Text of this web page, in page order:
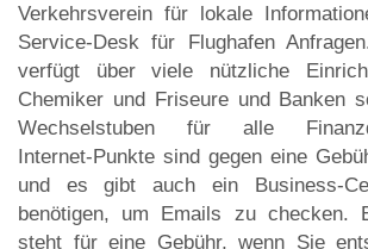
Verkehrsverein für lokale
Service-Desk für Flughafen
verfügt über viele nützliche
Chemiker und Friseure und Banken
Wechselstuben für alle
Internet-Punkte sind gegen eine
und es gibt auch ein Business-
benötigen, um Emails zu checken.
steht für eine Gebühr, wenn Sie